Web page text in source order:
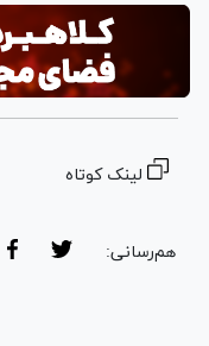
لینک کوتاه
هم‌رسانی: